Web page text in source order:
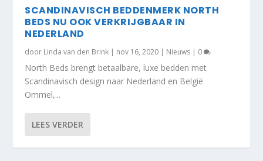
SCANDINAVISCH BEDDENMERK NORTH
BEDS NU OOK VERKRIJGBAAR IN
NEDERLAND
door Linda van den Brink | nov 16, 2020 | Nieuws | 0
North Beds brengt betaalbare, luxe bedden met
Scandinavisch design naar Nederland en België
Ommel,...
LEES VERDER